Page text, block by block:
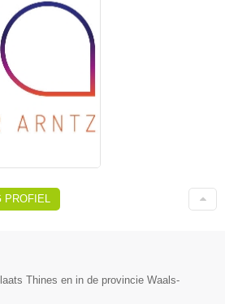
PROFIEL
Thines en in de provincie Waals-